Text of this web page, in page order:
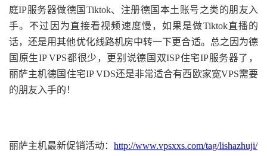
庭IP服务器做德国Tiktok、注册德国本土账号之类的朋友入
手。不过因为直接看视频速度慢，如果是做Tiktok直播的
话，还是用其他优化线路机房中转一下更合适。总之因为德
国原生IP VPS都很少，更别说德国双ISP住宅IP服务器了，
丽萨主机德国住宅IP VDS还是非常适合有西欧家宽VPS需要
的朋友入手的！
丽萨主机最新促销活动： http://www.vpsxxs.com/tag/lishazhuji/